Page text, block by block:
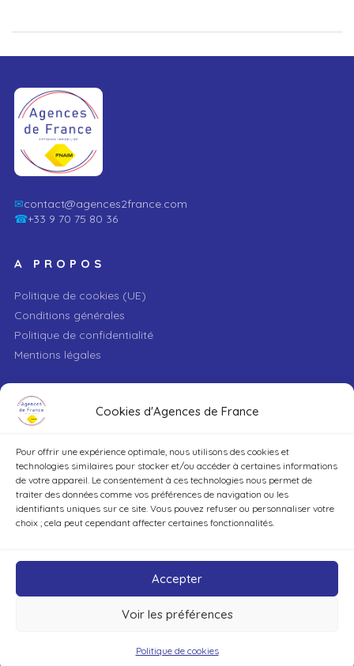
Cookies d'Agences de France
Pour offrir une expérience optimale, nous utilisons des cookies et
technologies similaires pour stocker et/ou accéder à certaines informations
de votre appareil. Le consentement à ces technologies nous permet de
traiter des données comme vos préférences de navigation ou les
identifiants uniques sur ce site. Vous pouvez refuser ou personnaliser votre
choix ; cela peut cependant affecter certaines fonctionnalités.
Accepter
Voir les préférences
Politique de cookies
✉contact@agences2france.com
☎+33 9 70 75 80 36
A PROPOS
Politique de cookies (UE)
Conditions générales
Politique de confidentialité
Mentions légales
VILLE
TYPE DE BIEN
DÉCOUVRIR